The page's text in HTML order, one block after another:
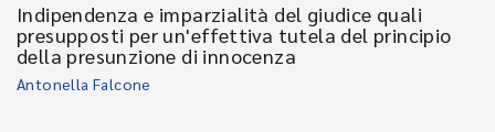
Indipendenza e imparzialità del giudice quali
presupposti per un'effettiva tutela del principio
della presunzione di innocenza
Antonella Falcone